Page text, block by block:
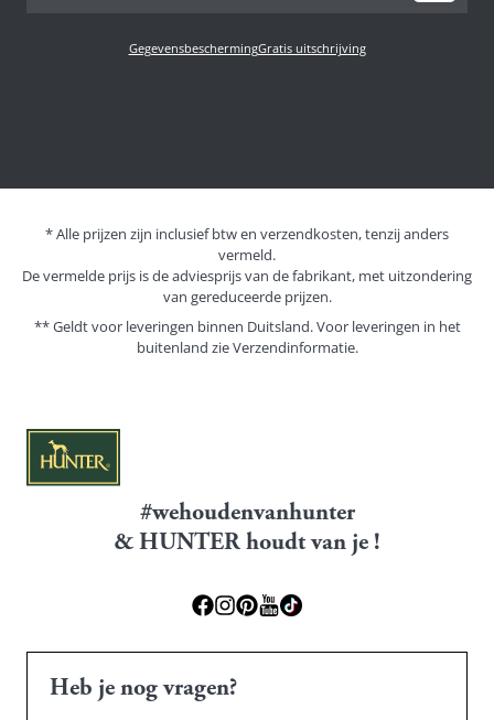
GegevensbeschermingGratis uitschrijving
* Alle prijzen zijn inclusief btw en verzendkosten, tenzij anders
vermeld.
De vermelde prijs is de adviesprijs van de fabrikant, met uitzondering
van gereduceerde prijzen.
** Geldt voor leveringen binnen Duitsland. Voor leveringen in het
buitenland zieVerzendinformatie.
#wehoudenvanhunter
& HUNTER houdt van je !
Heb je nog vragen?